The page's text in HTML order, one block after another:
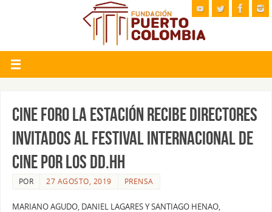
CINE FORO LA ESTACIÓN RECIBE DIRECTORES
INVITADOS AL FESTIVAL INTERNACIONAL DE
CINE POR LOS DD.HH
POR 27 AGOSTO, 2019 PRENSA
MARIANO AGUDO, DANIEL LAGARES Y SANTIAGO HENAO,